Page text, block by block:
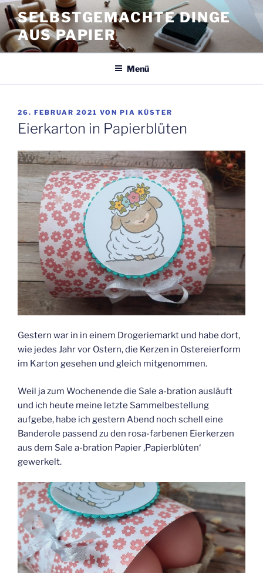
Zum
Inhalt
springen
SELBSTGEMACHTE DINGE
AUS PAPIER
Menü
VERÖFFENTLICHT
AM
26. FEBRUAR 2021 VON PIA KÜSTER
Eierkarton in Papierblüten
Gestern war in in einem Drogeriemarkt und habe dort,
wie jedes Jahr vor Ostern, die Kerzen in Ostereierform
im Karton gesehen und gleich mitgenommen.
Weil ja zum Wochenende die Sale a-bration ausläuft
und ich heute meine letzte Sammelbestellung
aufgebe, habe ich gestern Abend noch schell eine
Banderole passend zu den rosa-farbenen Eierkerzen
aus dem Sale a-bration Papier ‚Papierblüten‘
gewerkelt.